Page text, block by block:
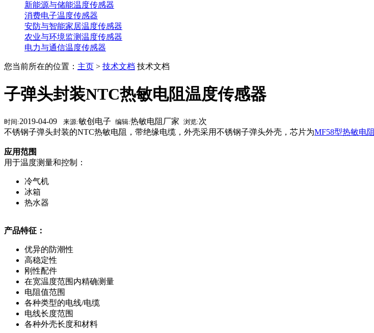
新能源与储能温度传感器
消费电子温度传感器
安防与智能家居温度传感器
农业与环境监测温度传感器
电力与通信温度传感器
您当前所在的位置： 主页 > 技术文档 技术文档
子弹头封装NTC热敏电阻温度传感器
时间:2019-04-09 来源:敏创电子 编辑:热敏电阻厂家 浏览:次
不锈钢子弹头封装的NTC热敏电阻，带绝缘电缆，外壳采用不锈钢子弹头外壳，芯片为MF58型热敏电阻
应用范围
用于温度测量和控制：
冷气机
冰箱
热水器
产品特征：
优异的防潮性
高稳定性
刚性配件
在宽温度范围内精确测量
电阻值范围
各种类型的电线/电缆
电线长度范围
各种外壳长度和材料